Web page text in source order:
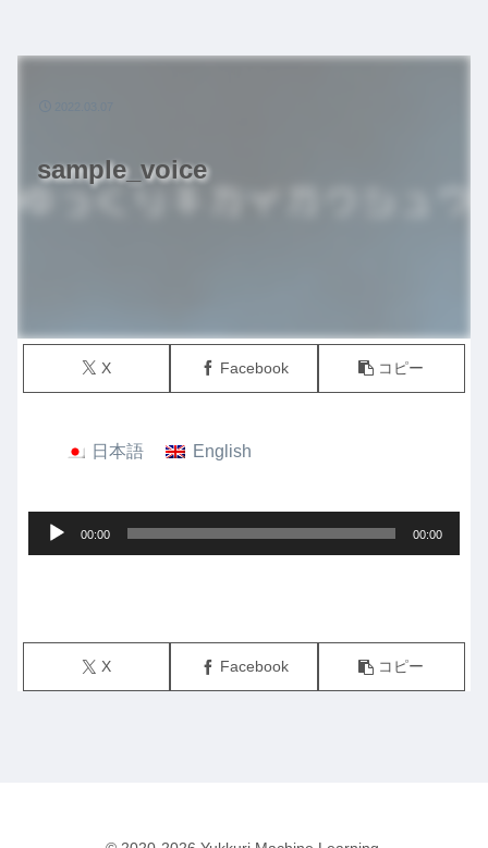
sample_voice
X Facebook コピー
日本語 English
声
ー
00:00 00:00
X Facebook コピー